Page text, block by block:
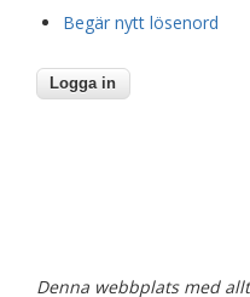
Begär nytt lösenord
Denna webbplats med